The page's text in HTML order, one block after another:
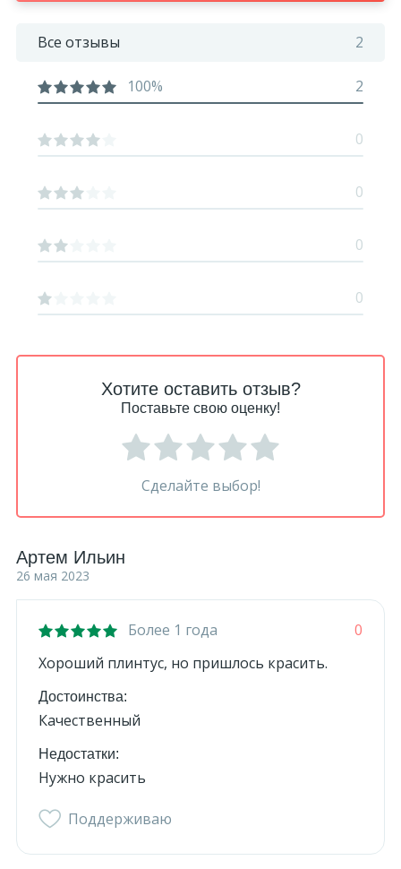
Хотите оставить отзыв?
Поставьте свою оценку!
Сделайте выбор!
Артем Ильин
26 мая 2023
Более 1 года
0
Хороший плинтус, но пришлось красить.
Достоинства:
Качественный
Недостатки:
Нужно красить
Поддерживаю
Все отзывы 2
100% 2
0
0
0
0